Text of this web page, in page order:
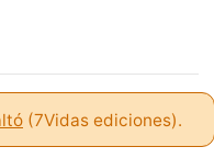
(7Vidas ediciones).